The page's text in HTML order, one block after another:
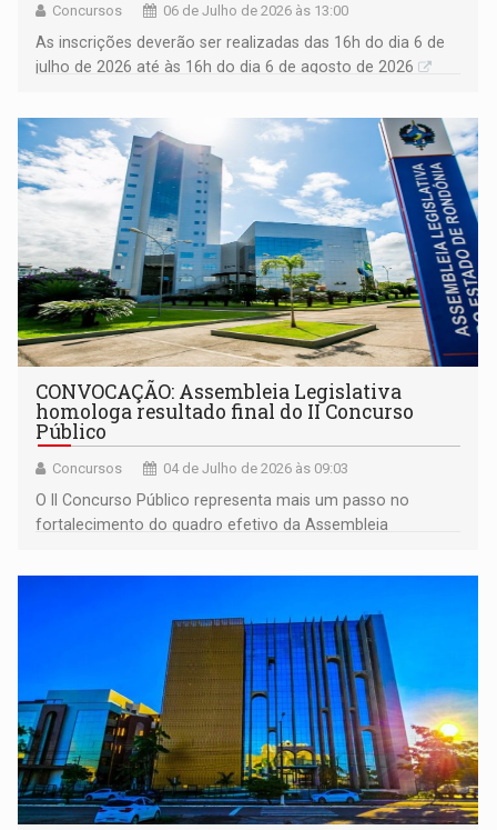
Concursos 06 de Julho de 2026 às 13:00
As inscrições deverão ser realizadas das 16h do dia 6 de
julho de 2026 até às 16h do dia 6 de agosto de 2026
CONVOCAÇÃO: Assembleia Legislativa
homologa resultado final do II Concurso
Público
Concursos 04 de Julho de 2026 às 09:03
O II Concurso Público representa mais um passo no
fortalecimento do quadro efetivo da Assembleia